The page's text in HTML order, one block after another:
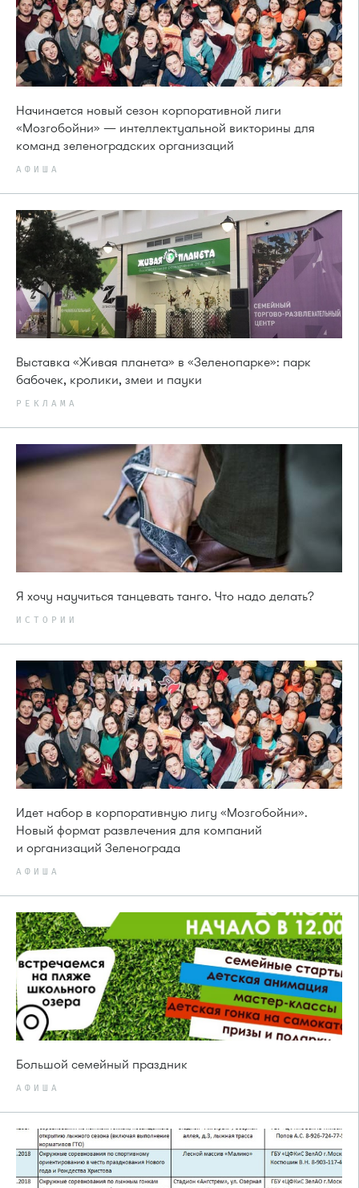
Начинается новый сезон корпоративной лиги
«Мозгобойни» — интеллектуальной викторины для
команд зеленоградских организаций
АФИША
Выставка «Живая планета» в «Зеленопарке»: парк
бабочек, кролики, змеи и пауки
РЕКЛАМА
Я хочу научиться танцевать танго. Что надо делать?
ИСТОРИИ
Идет набор в корпоративную лигу «Мозгобойни».
Новый формат развлечения для компаний
и организаций Зеленограда
АФИША
Большой семейный праздник
АФИША